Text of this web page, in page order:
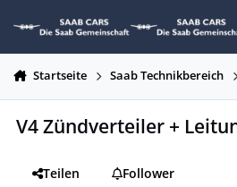
Startseite Saab Technikbereich
V4 Zündverteiler +
Teilen
Follower